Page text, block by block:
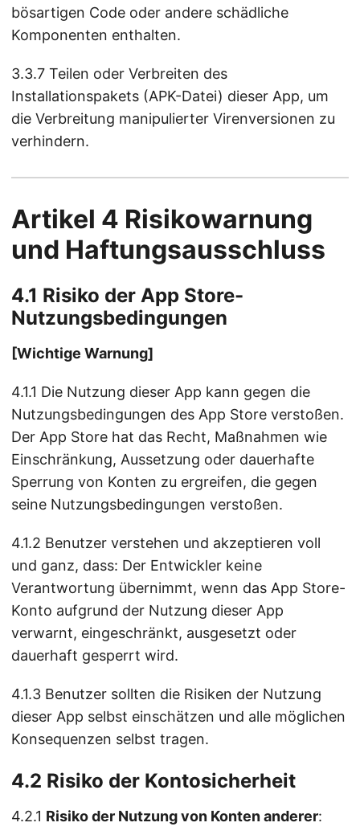
bösartigen Code oder andere schädliche
Komponenten enthalten.
3.3.7 Teilen oder Verbreiten des
Installationspakets (APK-Datei) dieser App, um
die Verbreitung manipulierter Virenversionen zu
verhindern.
Artikel 4 Risikowarnung
und Haftungsausschluss
4.1 Risiko der App Store-
Nutzungsbedingungen
[Wichtige Warnung]
4.1.1 Die Nutzung dieser App kann gegen die
Nutzungsbedingungen des App Store verstoßen.
Der App Store hat das Recht, Maßnahmen wie
Einschränkung, Aussetzung oder dauerhafte
Sperrung von Konten zu ergreifen, die gegen
seine Nutzungsbedingungen verstoßen.
4.1.2 Benutzer verstehen und akzeptieren voll
und ganz, dass: Der Entwickler keine
Verantwortung übernimmt, wenn das App Store-
Konto aufgrund der Nutzung dieser App
verwarnt, eingeschränkt, ausgesetzt oder
dauerhaft gesperrt wird.
4.1.3 Benutzer sollten die Risiken der Nutzung
dieser App selbst einschätzen und alle möglichen
Konsequenzen selbst tragen.
4.2 Risiko der Kontosicherheit
4.2.1 Risiko der Nutzung von Konten anderer: